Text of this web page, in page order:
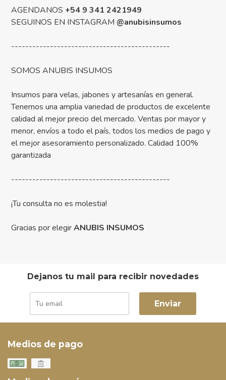
AGENDANOS +54 9 341 2421949
SEGUINOS EN INSTAGRAM@anubisinsumos
---------------------------------------------
SOMOS ANUBIS INSUMOS
Insumos para velas, jabones y artesanías en general.
Tenemos una amplia variedad de productos de excelente
calidad al mejor precio del mercado. Ventas por mayor y
menor, envíos a todo el país, todos los medios de pago y
el mejor asesoramiento personalizado. Calidad 100%
garantizada
---------------------------------------------
¡Tu consulta no es molestia!
Gracias por elegirANUBIS INSUMOS
Dejanos tu mail para recibir novedades
Enviar
Medios de pago